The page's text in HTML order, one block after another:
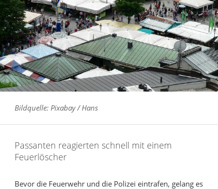
Bildquelle: Pixabay / Hans
Passanten reagierten schnell mit einem
Feuerlöscher
Bevor die Feuerwehr und die Polizei eintrafen, gelang es